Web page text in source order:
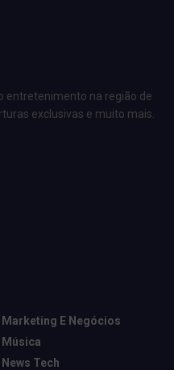
entretenimento na região de
exclusivas e muito mais.
Marketing E Negócios
Música
News Tech